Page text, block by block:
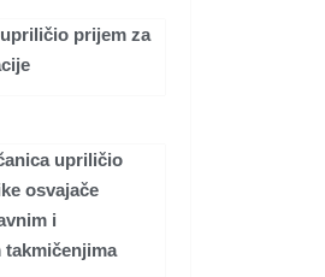
prijem za
upriličio
osvajače
i
takmičenjima